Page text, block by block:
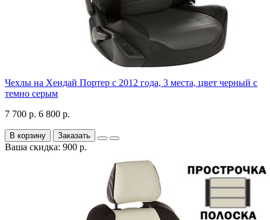
Чехлы на Хендай Портер с 2012 года, 3 места, цвет черный с
темно серым
7 700 р. 6 800 р.
В корзину Заказать
Ваша скидка: 900 р.